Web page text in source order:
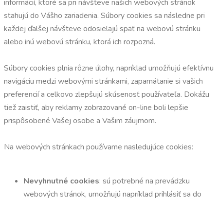
informácií, ktoré sa pri návšteve našich webových stránok
sťahujú do Vášho zariadenia. Súbory cookies sa následne pri
každej ďalšej návšteve odosielajú späť na webovú stránku
alebo inú webovú stránku, ktorá ich rozpozná.
Súbory cookies plnia rôzne úlohy, napríklad umožňujú efektívnu
navigáciu medzi webovými stránkami, zapamätanie si vašich
preferencií a celkovo zlepšujú skúsenosť používateľa. Dokážu
tiež zaistiť, aby reklamy zobrazované on-line boli lepšie
prispôsobené Vašej osobe a Vašim záujmom.
Na webových stránkach používame nasledujúce cookies:
Nevyhnutné cookies: sú potrebné na prevádzku
webových stránok, umožňujú napríklad prihlásiť sa do